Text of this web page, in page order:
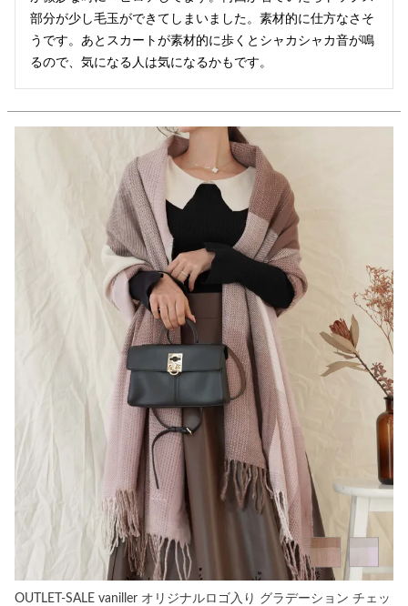
部分が少し毛玉ができてしまいました。素材的に仕方なさそ
うです。あとスカートが素材的に歩くとシャカシャカ音が鳴
るので、気になる人は気になるかもです。
OUTLET-SALE vaniller オリジナルロゴ入り グラデーション チェッ